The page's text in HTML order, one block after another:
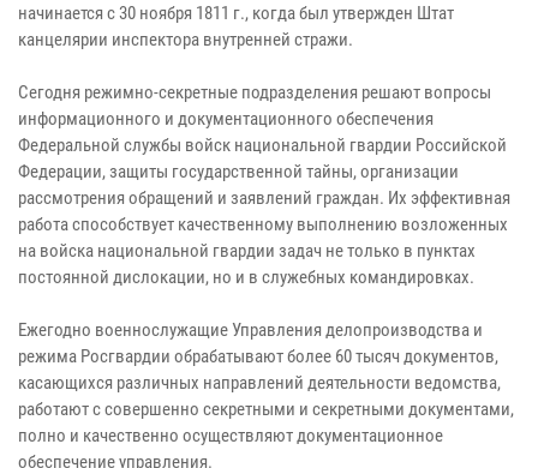
начинается с 30 ноября 1811 г., когда был утвержден Штат
канцелярии инспектора внутренней стражи.
Сегодня режимно-секретные подразделения решают вопросы
информационного и документационного обеспечения
Федеральной службы войск национальной гвардии Российской
Федерации, защиты государственной тайны, организации
рассмотрения обращений и заявлений граждан. Их эффективная
работа способствует качественному выполнению возложенных
на войска национальной гвардии задач не только в пунктах
постоянной дислокации, но и в служебных командировках.
Ежегодно военнослужащие Управления делопроизводства и
режима Росгвардии обрабатывают более 60 тысяч документов,
касающихся различных направлений деятельности ведомства,
работают с совершенно секретными и секретными документами,
полно и качественно осуществляют документационное
обеспечение управления.